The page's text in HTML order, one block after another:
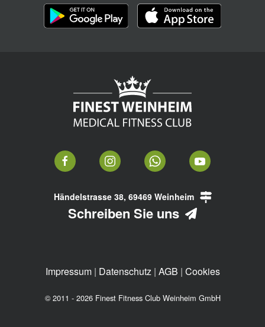
Händelstrasse 38, 69469 Weinheim
Schreiben Sie uns
Impressum| Datenschutz| AGB | Cookies
© 2011 - 2026 Finest Fitness Club Weinheim GmbH